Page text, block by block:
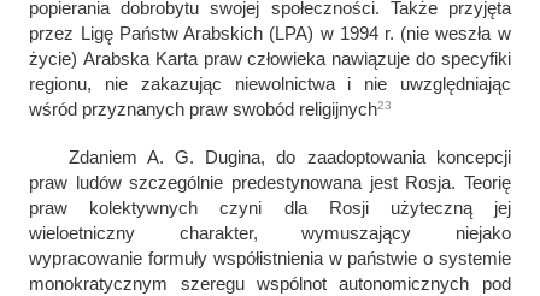
popierania dobrobytu swojej społeczności. Także przyjęta
przez Ligę Państw Arabskich (LPA) w 1994 r. (nie weszła w
życie)Arabska Karta praw człowieka nawiązuje do specyfiki
regionu, nie zakazując niewolnictwa i nie uwzględniając
wśród przyznanych praw swobód religijnych23
Zdaniem A. G. Dugina, do zaadoptowania koncepcji
praw ludów szczególnie predestynowana jest Rosja. Teorię
praw kolektywnych czyni dla Rosji użyteczną jej
wieloetniczny charakter, wymuszający niejako
wypracowanie formuły współistnienia w państwie o systemie
monokratycznym szeregu wspólnot autonomicznych pod